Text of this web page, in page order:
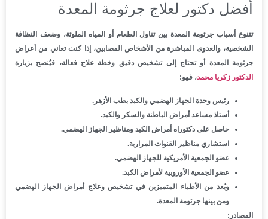
أفضل دكتور لعلاج جرثومة المعدة
تتنوع أسباب جرثومة المعدة بين تناول الطعام أو المياه الملوثة، وضعف النظافة
الشخصية، والعدوى المباشرة من الأشخاص المصابين، إذا كنت تعاني من أعراض
جرثومة المعدة أو تحتاج إلى تشخيص دقيق وخطة علاج فعالة، فيُنصح بزيارة
الدكتور زكريا محمد، فهو:
رئيس وحدة الجهاز الهضمي والكبد بطب الأزهر.
أستاذ مساعد أمراض الباطنة والسكر والكبد.
حاصل على دكتوراه أمراض الكبد ومناظير الجهاز الهضمي.
استشاري مناظير القنوات المرارية.
عضو الجمعية الأمريكية للجهاز الهضمي.
عضو الجمعية الأوروبية لأمراض الكبد.
ويُعد من الأطباء المتميزين في تشخيص وعلاج أمراض الجهاز الهضمي
ومن بينها جرثومة المعدة.
المصادر: